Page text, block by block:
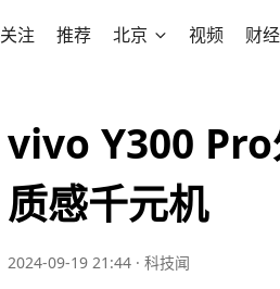
关注 推荐 北京 视频 财经
vivo Y300 Pro
质感千元机
2024-09-19 21:44 · 科技闻